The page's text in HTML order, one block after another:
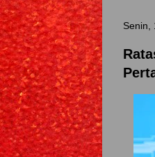
Senin,